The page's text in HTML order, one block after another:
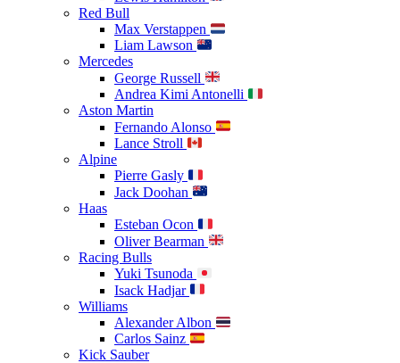
Red Bull
Max Verstappen
Liam Lawson
Mercedes
George Russell
Andrea Kimi Antonelli
Aston Martin
Fernando Alonso
Lance Stroll
Alpine
Pierre Gasly
Jack Doohan
Haas
Esteban Ocon
Oliver Bearman
Racing Bulls
Yuki Tsunoda
Isack Hadjar
Williams
Alexander Albon
Carlos Sainz
Kick Sauber